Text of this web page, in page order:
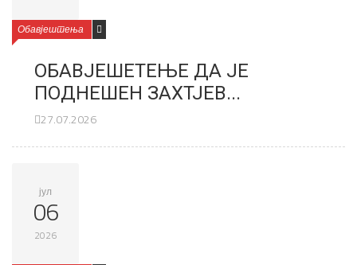
Обавјештења
ОБАВЈЕШЕТЕЊЕ ДА ЈЕ
ПОДНЕШЕН ЗАХТЈЕВ...
27.07.2026
јул
06
2026